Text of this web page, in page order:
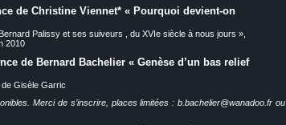
de Christine Viennet* « Pourquoi devient-on
Palissy et ses suiveurs , du XVIe siècle à nous jours »,
2010
de Bernard Bachelier « Genèse d’un bas relief
de Gisèle Garric
Merci de s’inscrire, places limitées :b.bachelier@wanadoo.frou